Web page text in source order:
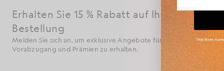
Erhalten Sie 15 % Rabatt auf Ihre erste
Bestellung
Melden Sie sich an, um exklusive Angebote für Mitglieder,
Vorabzugang und Prämien zu erhalten.
*Mit Ihrer